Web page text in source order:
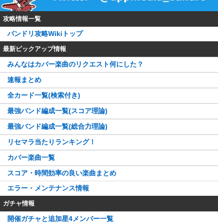
攻略情報一覧
バンドリ攻略Wikiトップ
最新ピックアップ情報
みんなはカバー楽曲のリクエスト何にした？
速報まとめ
全カード一覧(検索付き)
最強バンド編成一覧(スコア理論)
最強バンド編成一覧(総合力理論)
リセマラ当たりランキング！
カバー楽曲一覧
スコア・時間効率の良い楽曲まとめ
エラー・メンテナンス情報
ガチャ情報
開催ガチャと追加星4メンバー一覧